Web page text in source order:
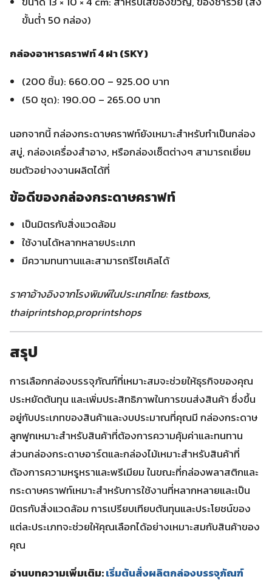
ขั้นต่ำ 50 กล่อง)
กล่องอาหารคราฟท์ 4 ฝา (SKY)
(200 ชิ้น): 660.00 – 925.00 บาท
(50 ชุด): 190.00 – 265.00 บาท
นอกจากนี้ กล่องกระดาษคราฟท์ยังเหมาะสำหรับทำเป็นกล่อง
สบู่, กล่องเครื่องสำอาง, หรือกล่องเซ็ตต่างๆ สามารถเยี่ยม
ชมตัวอย่างงานผลิตได้ที่
ข้อดีของกล่องกระดาษคราฟท์
เป็นมิตรกับสิ่งแวดล้อม
ใช้งานได้หลากหลายประเภท
มีความทนทานและสามารถรีไซเคิลได้
ราคาอ้างอิงจากโรงพิมพ์ในประเทศไทย: fastboxs,
thaiprintshop,proprintshops
สรุป
การเลือกกล่องบรรจุภัณฑ์ที่เหมาะสมจะช่วยให้ธุรกิจของคุณ
ประหยัดต้นทุน และเพิ่มประสิทธิภาพในการขนส่งสินค้า ซึ่งขึ้น
อยู่กับประเภทของสินค้าและงบประมาณที่คุณมี กล่องกระดาษ
ลูกฟูกเหมาะสำหรับสินค้าที่ต้องการความคุ้มค่าและทนทาน
ส่วนกล่องกระดาษอาร์ตและกล่องไม้เหมาะสำหรับสินค้าที่
ต้องการความหรูหราและพรีเมียม ในขณะที่กล่องพลาสติกและ
กระดาษคราฟท์เหมาะสำหรับการใช้งานที่หลากหลายและเป็น
มิตรกับสิ่งแวดล้อม การเปรียบเทียบต้นทุนและประโยชน์ของ
แต่ละประเภทจะช่วยให้คุณเลือกได้อย่างเหมาะสมกับสินค้าของ
คุณ
อ่านบทความเพิ่มเติม:เริ่มต้นสั่งผลิตกล่องบรรจุภัณฑ์